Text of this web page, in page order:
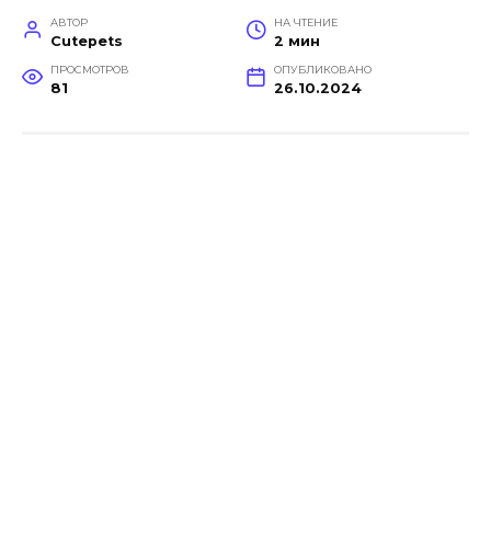
АВТОР
Cutepets
НА ЧТЕНИЕ
2 мин
ПРОСМОТРОВ
81
ОПУБЛИКОВАНО
26.10.2024